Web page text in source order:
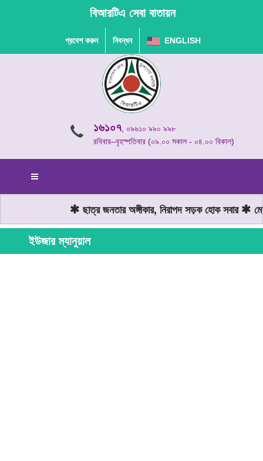
বিআরটিএ সেবা বাতায়ন
প্রবেশ করুন নিবন্ধন ENGLISH
১৬১০৭, ০৯৬১০ ৯৯০ ৯৯৮
রবিবার–বৃহস্পতিবার (০৯.০০ সকাল - ০৪.০০ বিকাল)
ছাত্র জনতার অঙ্গীকার, নিরাপদ সড়ক হোক সবার
ইউজার ম্যানুয়াল